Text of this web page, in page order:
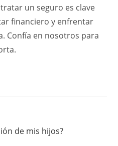
un seguro es clave
financiero y enfrentar
Confía en nosotros para
de mis hijos?